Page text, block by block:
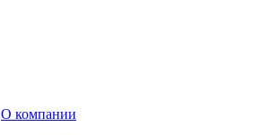
О компании